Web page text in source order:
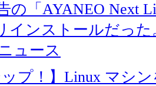
の「AYANEO Next
インストールだっ
ュース
ップ！】Linux マシ